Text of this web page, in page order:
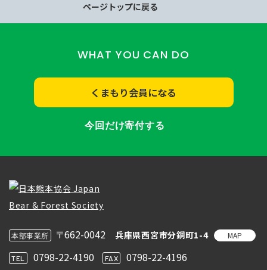
ページトップに戻る
WHAT YOU CAN DO
くまもり会員になる
今回だけ寄付する
本部事業所 〒662-0042 兵庫県西宮市分銅町1-4 MAP
TEL 0798-22-4190 FAX
0798-22-4196